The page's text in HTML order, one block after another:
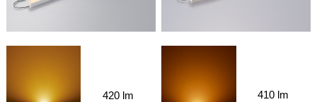
420 lm 410 lm